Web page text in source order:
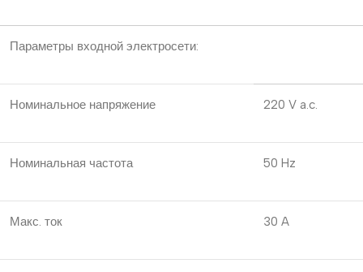
Параметры входной электросети:
Номинальное напряжение 220 V a.c.
Номинальная частота 50 Hz
Макс. ток 30 A